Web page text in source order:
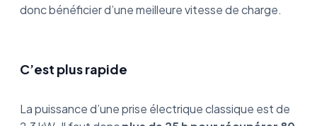
donc bénéficier d’une meilleure vitesse de charge.
C’est plus rapide
La puissance d’une prise électrique classique est de